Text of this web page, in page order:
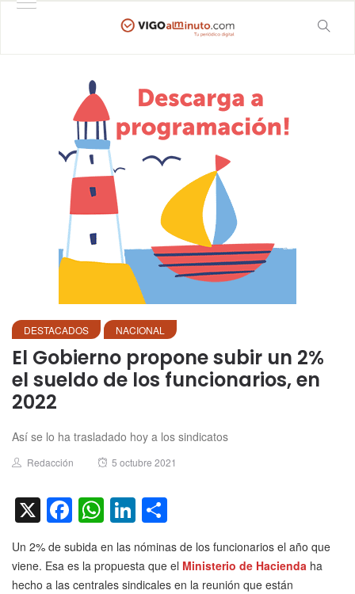
DESTACADOS NACIONAL
El Gobierno propone subir un 2%
el sueldo de los funcionarios, en
2022
Así se lo ha trasladado hoy a los sindicatos
Author
Redacción
Posted
5 octubre 2021
X Facebook
WhatsApp
LinkedIn
Un 2% de subida en las nóminas de los funcionarios el año que
viene. Esa es la propuesta que el Ministerio de Hacienda ha
hecho a las centrales sindicales en la reunión que están